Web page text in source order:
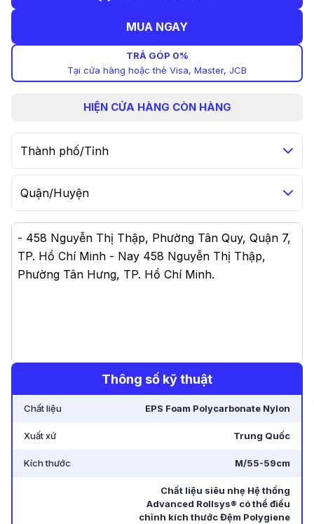
MUA NGAY
TRẢ GÓP 0%
Tại cửa hàng hoặc thẻ Visa, Master, JCB
HIỆN CỬA HÀNG CÒN HÀNG
Thành phố/Tỉnh
Quận/Huyện
- 458 Nguyễn Thị Thập, Phường Tân Quy, Quận 7,
TP. Hồ Chí Minh - Nay 458 Nguyễn Thị Thập,
Phường Tân Hưng, TP. Hồ Chí Minh.
Thông số kỹ thuật
Chất liệu EPS Foam Polycarbonate Nylon
Xuất xứ Trung Quốc
Kích thước M/55-59cm
Chất liệu siêu nhẹ Hệ thống
Advanced Rollsys® có thể điều
chỉnh kích thước Đệm Polygiene